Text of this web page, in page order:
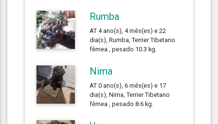
Rumba
AT 4 ano(s), 4 mês(es) e 22
dia(s), Rumba, Terrier Tibetano
fêmea , pesado 10.3 kg.
Nima
AT 0 ano(s), 6 mês(es) e 17
dia(s), Nima, Terrier Tibetano
fêmea , pesado 8.6 kg.